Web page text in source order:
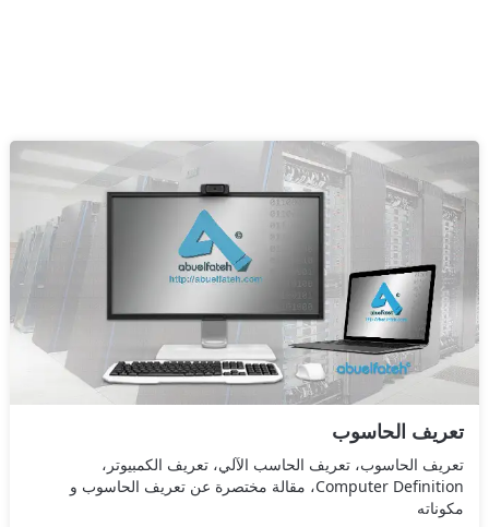
تعريف الحاسوب
تعريف الحاسوب، تعريف الحاسب الآلي، تعريف الكمبيوتر،
Computer Definition، مقالة مختصرة عن تعريف الحاسوب و
مكوناته